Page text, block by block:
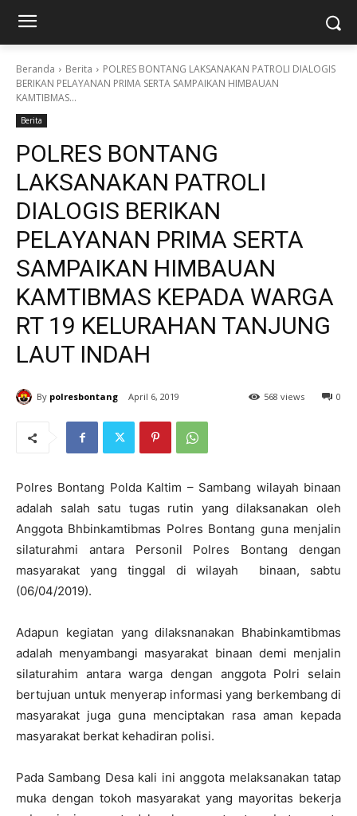
Beranda Berita
POLRES BONTANG LAKSANAKAN PATROLI DIALOGIS
BERIKAN PELAYANAN PRIMA SERTA SAMPAIKAN HIMBAUAN
KAMTIBMAS...
Berita
POLRES BONTANG
LAKSANAKAN PATROLI
DIALOGIS BERIKAN
PELAYANAN PRIMA SERTA
SAMPAIKAN HIMBAUAN
KAMTIBMAS KEPADA WARGA
RT 19 KELURAHAN TANJUNG
LAUT INDAH
By polresbontang April 6, 2019 0
568 views
Polres Bontang Polda Kaltim – Sambang wilayah binaan
adalah salah satu tugas rutin yang dilaksanakan oleh
Anggota Bhbinkamtibmas Polres Bontang guna menjalin
silaturahmi antara Personil Polres Bontang dengan
masyarakat yang tinggal di wilayah binaan, sabtu
(06/04/2019).
Adapun kegiatan yang dilaksnanakan Bhabinkamtibmas
adalah menyambangi masyarakat binaan demi menjalin
silaturahim antara warga dengan anggota Polri selain
bertujuan untuk menyerap informasi yang berkembang di
masyarakat juga guna menciptakan rasa aman kepada
masyarakat berkat kehadiran polisi.
Pada Sambang Desa kali ini anggota melaksanakan tatap
muka dengan tokoh masyarakat yang mayoritas bekerja